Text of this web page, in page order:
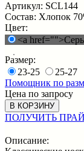
Артикул: SCL144
Состав: Хлопок
Цвет:
<a
Размер:
23-25
25-27
Помощник по
Цена по запросу
В КОРЗИНУ
ПОЛУЧИТЬ
Описание: